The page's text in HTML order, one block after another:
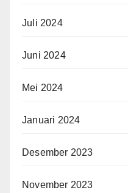
Juli 2024
Juni 2024
Mei 2024
Januari 2024
Desember 2023
November 2023